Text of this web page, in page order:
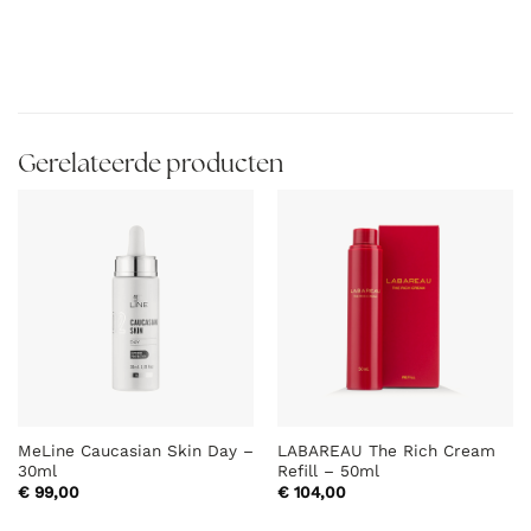
Gerelateerde producten
MeLine Caucasian Skin Day –
30ml
€99,00
LABAREAU The Rich Cream
Refill – 50ml
€104,00